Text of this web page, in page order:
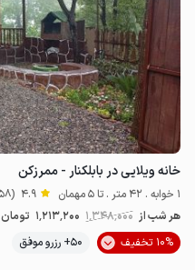
خانه ویلایی در بابلکنار - ممرزکن
1 خوابه . 42 متر . تا 5 مهمان 4.9 (58 نظر)
هر شب از 1٬348٬000 1٬213٬200 تومان
10% تخفیف
50+ رزرو موفق